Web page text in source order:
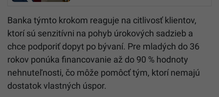
Banka týmto krokom reaguje na citlivosť klientov,
ktorí sú senzitívni na pohyb úrokových sadzieb a
chce podporiť dopyt po bývaní. Pre mladých do 36
rokov ponúka financovanie až do 90 % hodnoty
nehnuteľnosti, čo môže pomôcť tým, ktorí nemajú
dostatok vlastných úspor.